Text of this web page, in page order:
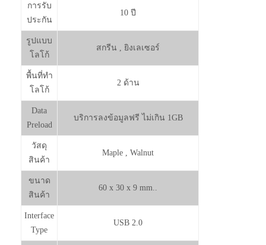
การรับ
ประกัน
10 ปี
รูปแบบ
โลโก้
สกรีน , ยิงเลเซอร์
พื้นที่ทำ
โลโก้
2 ด้าน
Data
Preload
บริการลงข้อมูลฟรี ไม่เกิน 1GB
วัสดุ
สินค้า
Maple , Walnut
ขนาด
สินค้า
60 x 30 x 9 mm..
Interface
Type
USB 2.0